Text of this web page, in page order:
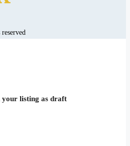
your listing as draft